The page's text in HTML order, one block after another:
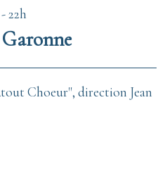
-22h
Choeur", direction Jean